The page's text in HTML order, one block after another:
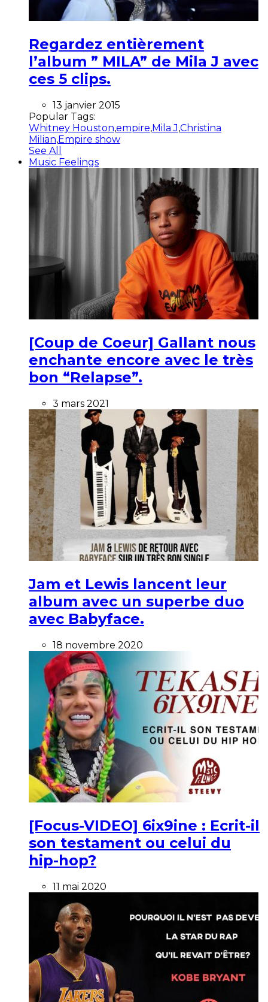
Regardez entièrement
l’album ” MILA” de Mila J avec
ces 5 clips.
13 janvier 2015
Popular Tags:
Whitney Houston,empire,Mila J,Christina
Milian,Empire show
See All
Music Feelings
[Coup de Coeur] Gallant nous
enchante encore avec le très
bon “Relapse”.
3 mars 2021
Jam et Lewis lancent leur
album avec un superbe duo
avec Babyface.
18 novembre 2020
[Focus-VIDEO] 6ix9ine : Ecrit-il
son testament ou celui du
hip-hop?
11 mai 2020